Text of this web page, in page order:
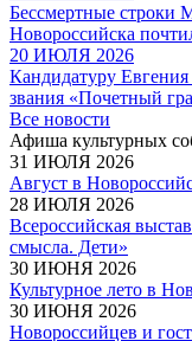
Бессмертные строки
Новороссийска
20 ИЮЛЯ 2026
Кандидатуру
звания «Почетный
Все новости
Афиша культурных
31 ИЮЛЯ 2026
Август в
28 ИЮЛЯ 2026
Всероссийская
смысла. Дети»
30 ИЮНЯ 2026
Культурное лето в
30 ИЮНЯ 2026
Новороссийцев и